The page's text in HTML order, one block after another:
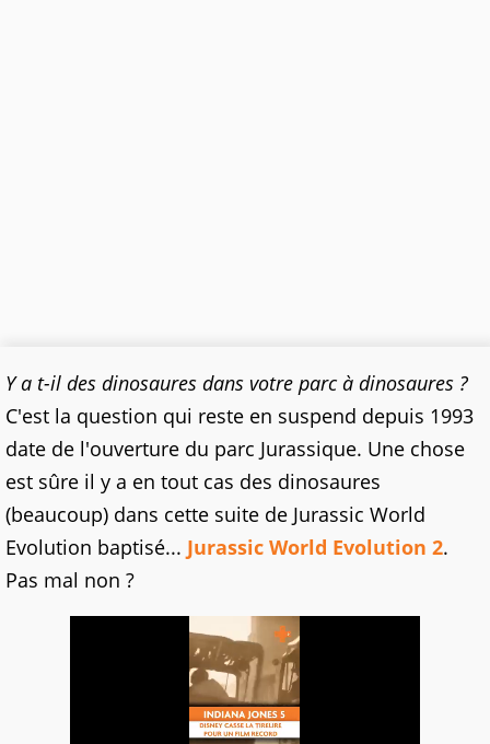
Y a t-il des dinosaures dans votre parc à dinosaures ?
C'est la question qui reste en suspend depuis 1993
date de l'ouverture du parc Jurassique. Une chose
est sûre il y a en tout cas des dinosaures
(beaucoup) dans cette suite de Jurassic World
Evolution baptisé... Jurassic World Evolution 2.
Pas mal non ?